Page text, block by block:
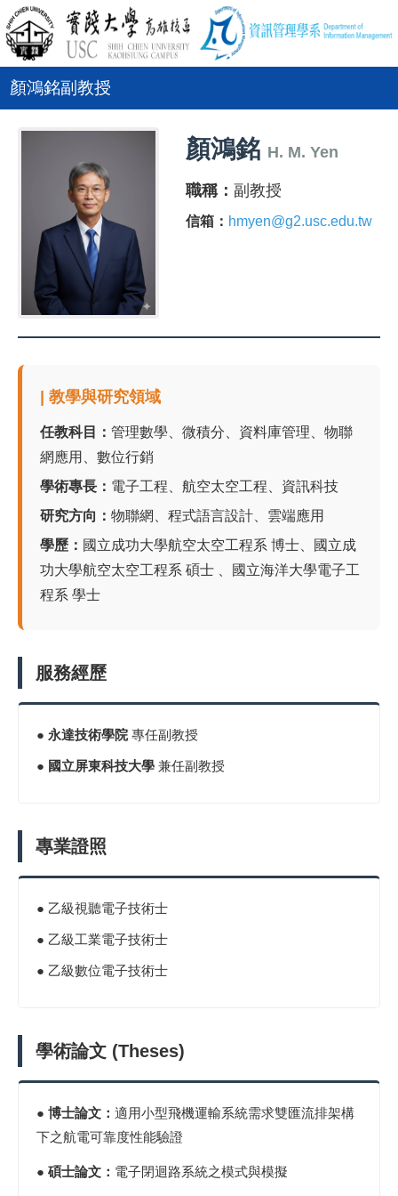
顏鴻銘副教授
顏鴻銘 H. M. Yen
職稱： 副教授
信箱： hmyen@g2.usc.edu.tw
| 教學與研究領域
任教科目： 管理數學、微積分、資料庫管理、物聯
網應用、數位行銷
學術專長： 電子工程、航空太空工程、資訊科技
研究方向： 物聯網、程式語言設計、雲端應用
學歷： 國立成功大學航空太空工程系 博士、國立成
功大學航空太空工程系 碩士 、國立海洋大學電子工
程系 學士
服務經歷
● 永達技術學院專任副教授
● 國立屏東科技大學 兼任副教授
專業證照
● 乙級視聽電子技術士
● 乙級工業電子技術士
● 乙級數位電子技術士
學術論文 (Theses)
● 博士論文： 適用小型飛機運輸系統需求雙匯流排架構
下之航電可靠度性能驗證
● 碩士論文： 電子閉迴路系統之模式與模擬